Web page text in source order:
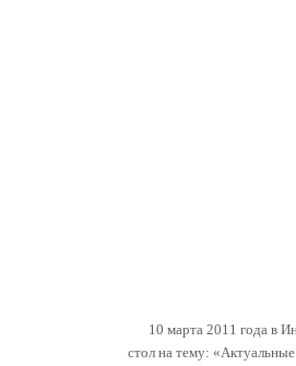
10 марта 2011 года в
стол на тему: